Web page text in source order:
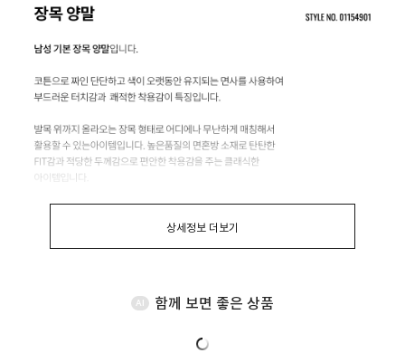
상세정보 더보기
AI 함께 보면 좋은 상품